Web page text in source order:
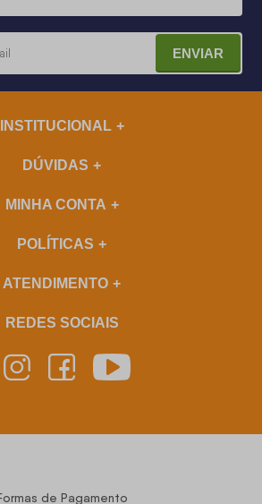
ENVIAR
INSTITUCIONAL
DÚVIDAS
MINHA CONTA
POLÍTICAS
ATENDIMENTO
REDES SOCIAIS
de Pagamento